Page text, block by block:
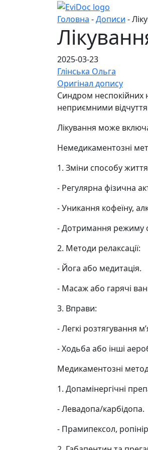
Головна -Дописи -
2025-03-23
Глінська Ольга
Оригінал допису
Синдром неспокійних
неприємними
Лікування може
Немедикаментозні
1. Зміни способу
- Регулярна фізична
- Уникання кофеїну,
- Дотримання режиму
2. Методи релаксації:
- Йога або медитація.
- Масаж або гарячі
3. Вправи:
- Легкі розтягування
- Ходьба або інші
Медикаментозні
1. Допамінергічні
- Левадопа/карбідопа.
- Прамипексол,